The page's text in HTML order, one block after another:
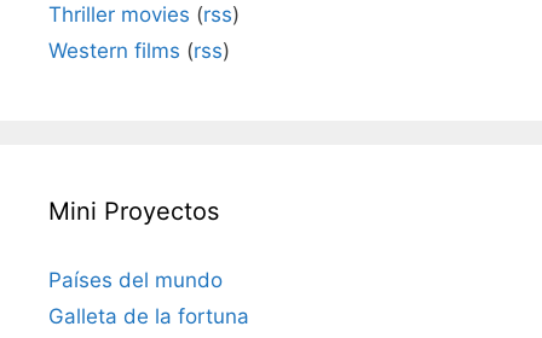
Thriller movies (rss)
Western films (rss)
Mini Proyectos
Países del mundo
Galleta de la fortuna